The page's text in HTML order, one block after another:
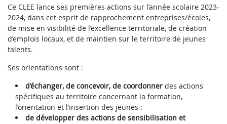
Ce CLEE lance ses premières actions sur l’année scolaire 2023-
2024, dans cet esprit de rapprochement entreprises/écoles,
de mise en visibilité de l’excellence territoriale, de création
d’emplois locaux, et de maintien sur le territoire de jeunes
talents.
Ses orientations sont :
d’échanger, de concevoir, de coordonner des actions
spécifiques au territoire concernant la formation,
l’orientation et l’insertion des jeunes :
de développer des actions de sensibilisation et